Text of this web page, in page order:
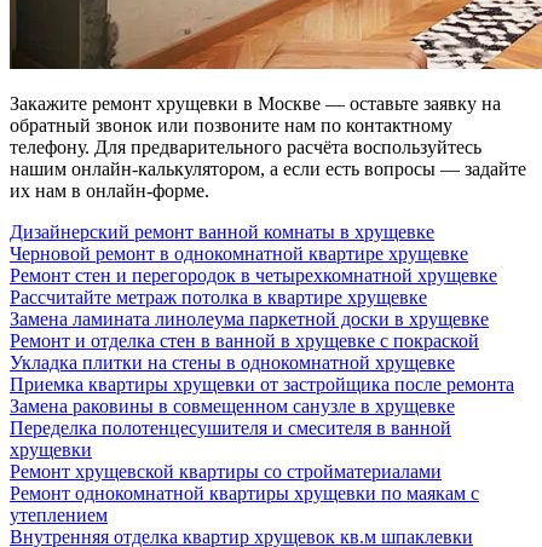
Закажите ремонт хрущевки в Москве — оставьте заявку на
обратный звонок или позвоните нам по контактному
телефону. Для предварительного расчёта воспользуйтесь
нашим онлайн-калькулятором, а если есть вопросы — задайте
их нам в онлайн-форме.
Дизайнерский ремонт ванной комнаты в хрущевке
Черновой ремонт в однокомнатной квартире хрущевке
Ремонт стен и перегородок в четырехкомнатной хрущевке
Рассчитайте метраж потолка в квартире хрущевке
Замена ламината линолеума паркетной доски в хрущевке
Ремонт и отделка стен в ванной в хрущевке с покраской
Укладка плитки на стены в однокомнатной хрущевке
Приемка квартиры хрущевки от застройщика после ремонта
Замена раковины в совмещенном санузле в хрущевке
Переделка полотенцесушителя и смесителя в ванной
хрущевки
Ремонт хрущевской квартиры со стройматериалами
Ремонт однокомнатной квартиры хрущевки по маякам с
утеплением
Внутренняя отделка квартир хрущевок кв.м шпаклевки